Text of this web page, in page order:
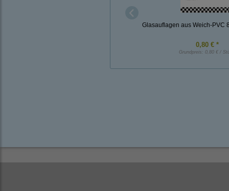
Glasauflagen aus Weich-PVC
0,80 € *
Grundpreis: 0,80 € /